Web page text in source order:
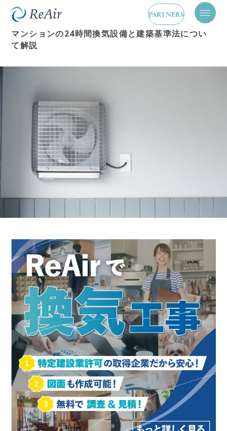
PARTNERS
メ
ニ
ュ
換気設備 2024.05.25
マンションの24時間換気設備と建築基準法につい
て解説